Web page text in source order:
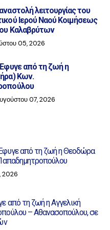
λειτουργίας του
Ιερού Ναού Κοιμήσεως
Καλαβρύτων
05, 2026
από τη ζωή η
Κων.
07, 2026
από τη ζωή η Θεοδώρα
2026
από τη ζωή η Αγγελική
– Αθανασοπούλου, σε